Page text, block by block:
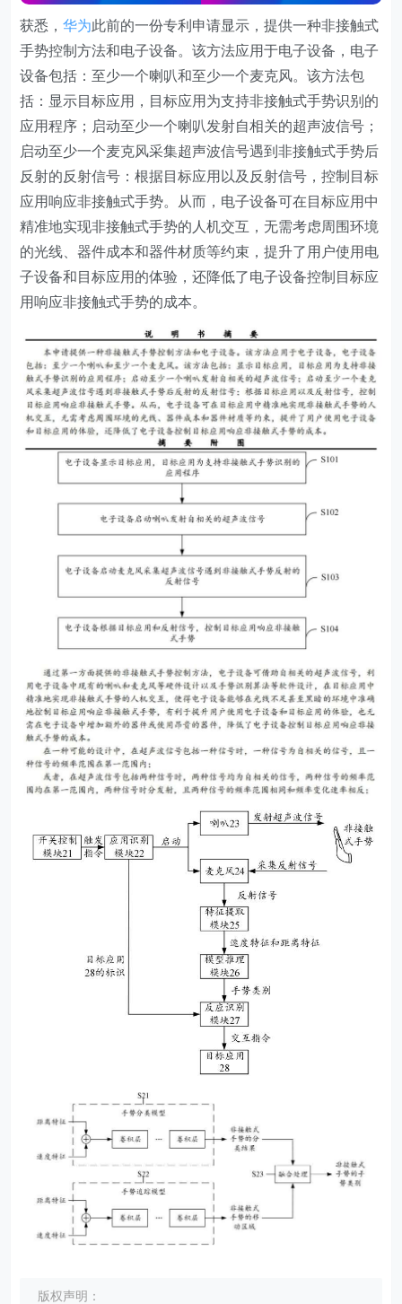
获悉，华为此前的一份专利申请显示，提供一种非接触式
手势控制方法和电子设备。该方法应用于电子设备，电子
设备包括：至少一个喇叭和至少一个麦克风。该方法包
括：显示目标应用，目标应用为支持非接触式手势识别的
应用程序；启动至少一个喇叭发射自相关的超声波信号；
启动至少一个麦克风采集超声波信号遇到非接触式手势后
反射的反射信号：根据目标应用以及反射信号，控制目标
应用响应非接触式手势。从而，电子设备可在目标应用中
精准地实现非接触式手势的人机交互，无需考虑周围环境
的光线、器件成本和器件材质等约束，提升了用户使用电
子设备和目标应用的体验，还降低了电子设备控制目标应
用响应非接触式手势的成本。
版权声明：